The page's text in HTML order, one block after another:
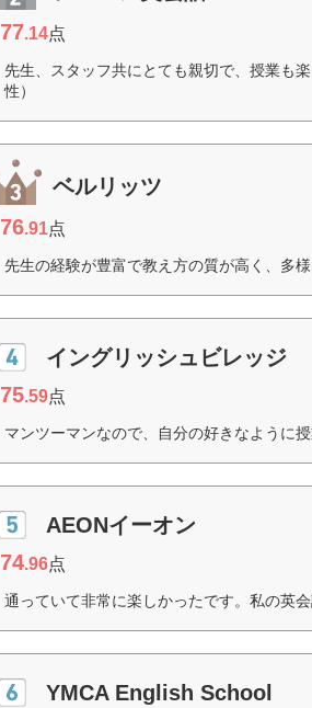
77.14点
先生、スタッフ共にとても親切で、授業も
性）
ベルリッツ
76.91点
先生の経験が豊富で教え方の質が高く、多
イングリッシュビレッジ
75.59点
マンツーマンなので、自分の好きなように
AEONイーオン
74.96点
通っていて非常に楽しかったです。私の英
YMCA English School